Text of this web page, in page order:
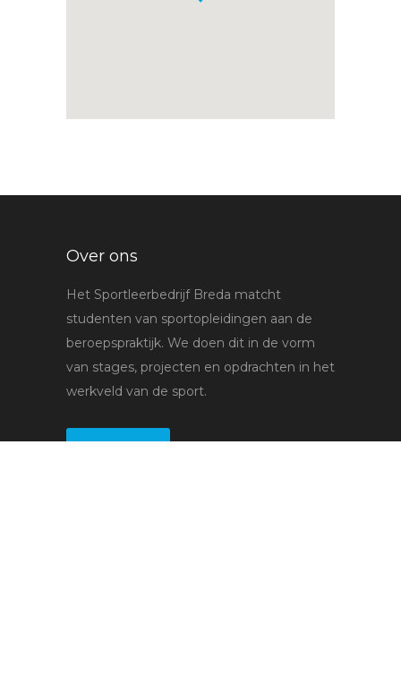
Over ons
Het Sportleerbedrijf Breda matcht
studenten van sportopleidingen aan de
beroepspraktijk. We doen dit in de vorm
van stages, projecten en opdrachten in het
werkveld van de sport.